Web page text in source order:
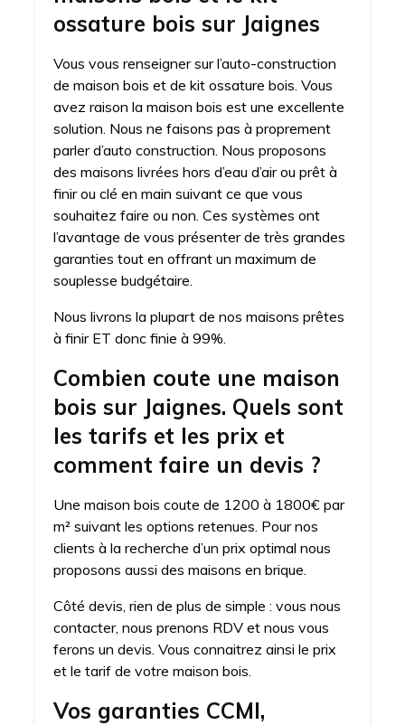
ossature bois sur Jaignes
Vous vous renseigner sur l’auto-construction
de maison bois et de kit ossature bois. Vous
avez raison la maison bois est une excellente
solution. Nous ne faisons pas à proprement
parler d’auto construction. Nous proposons
des maisons livrées hors d’eau d’air ou prêt à
finir ou clé en main suivant ce que vous
souhaitez faire ou non. Ces systèmes ont
l’avantage de vous présenter de très grandes
garanties tout en offrant un maximum de
souplesse budgétaire.
Nous livrons la plupart de nos maisons prêtes
à finir ET donc finie à 99%.
Combien coute une maison
bois sur Jaignes. Quels sont
les tarifs et les prix et
comment faire un devis ?
Une maison bois coute de 1200 à 1800€ par
m² suivant les options retenues. Pour nos
clients à la recherche d’un prix optimal nous
proposons aussi des maisons en brique.
Côté devis, rien de plus de simple : vous nous
contacter, nous prenons RDV et nous vous
ferons un devis. Vous connaitrez ainsi le prix
et le tarif de votre maison bois.
Vos garanties CCMI,